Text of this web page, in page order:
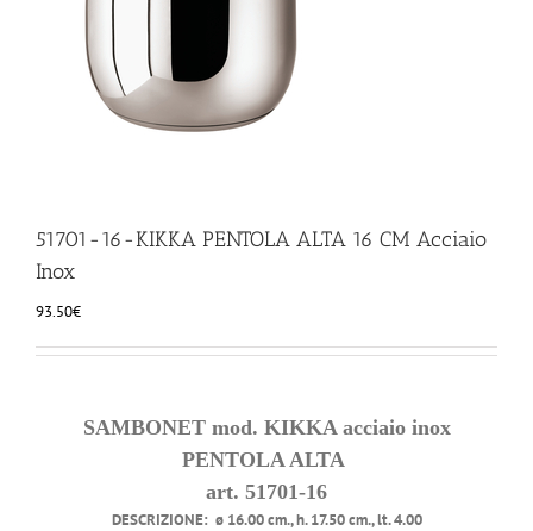
ILLUMINAZIONE
FUORI PRODUZIONE
BELLINI HO.RE.CA
51701-16-KIKKA PENTOLA ALTA 16 CM Acciaio
Inox
93.50€
SAMBONET mod. KIKKA acciaio inox
PENTOLA ALTA
art. 51701-16
DESCRIZIONE: ø 16.00 cm., h. 17.50 cm., lt. 4.00